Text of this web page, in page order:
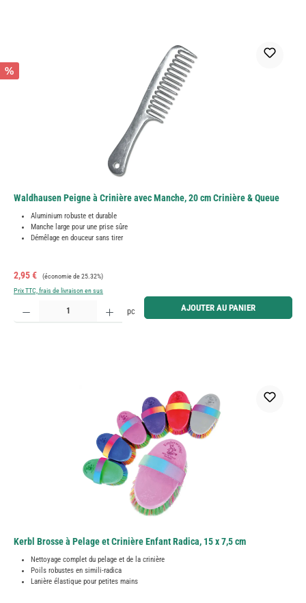
%
Waldhausen Peigne à Crinière avec Manche, 20 cm Crinière & Queue
Aluminium robuste et durable
Manche large pour une prise sûre
Démêlage en douceur sans tirer
Prix de vente :
2,95 € Prix régulier :
(économie de 25.32%)
Prix TTC, frais de livraison en sus
Quantité de produit : Entrez la quantité souhaitée ou utilisez les boutons pour augmenter ou
pc AJOUTER AU PANIER
Kerbl Brosse à Pelage et Crinière Enfant Radica, 15 x 7,5 cm
Nettoyage complet du pelage et de la crinière
Poils robustes en simili-radica
Lanière élastique pour petites mains